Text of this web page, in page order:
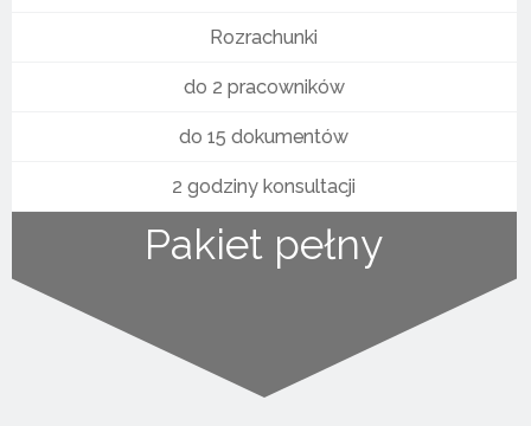
Rozrachunki
do 2 pracowników
do 15 dokumentów
2 godziny konsultacji
Pakiet pełny